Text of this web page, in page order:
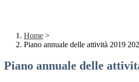
Home >
Piano annuale delle attività 2019
Piano annuale delle